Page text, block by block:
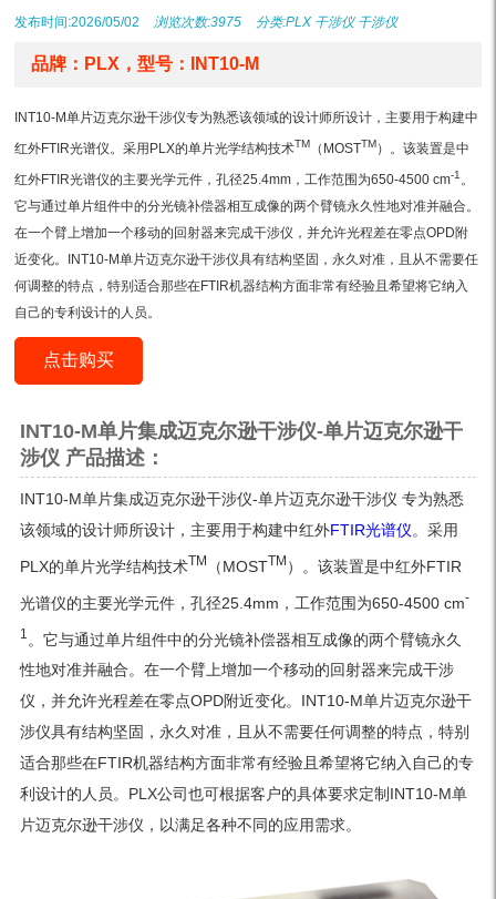
发布时间:2026/05/02 浏览次数:3975 分类:PLX 干涉仪 干涉仪
品牌：PLX，型号：INT10-M
INT10-M单片迈克尔逊干涉仪专为熟悉该领域的设计师所设计，主要用于构建中
红外FTIR光谱仪。采用PLX的单片光学结构技术TM （MOSTTM ）。该装置是中
红外FTIR光谱仪的主要光学元件，孔径25.4mm，工作范围为650-4500 cm-1。
它与通过单片组件中的分光镜补偿器相互成像的两个臂镜永久性地对准并融合。
在一个臂上增加一个移动的回射器来完成干涉仪，并允许光程差在零点OPD附
近变化。INT10-M单片迈克尔逊干涉仪具有结构坚固，永久对准，且从不需要任
何调整的特点，特别适合那些在FTIR机器结构方面非常有经验且希望将它纳入
自己的专利设计的人员。
点击购买
INT10-M单片集成迈克尔逊干涉仪-单片迈克尔逊干
涉仪 产品描述：
INT10-M单片集成迈克尔逊干涉仪-单片迈克尔逊干涉仪 专为熟悉
该领域的设计师所设计，主要用于构建中红外FTIR光谱仪。采用
PLX的单片光学结构技术TM （MOSTTM ）。该装置是中红外FTIR
光谱仪的主要光学元件，孔径25.4mm，工作范围为650-4500 cm-
1 。它与通过单片组件中的分光镜补偿器相互成像的两个臂镜永久
性地对准并融合。在一个臂上增加一个移动的回射器来完成干涉
仪，并允许光程差在零点OPD附近变化。INT10-M单片迈克尔逊干
涉仪具有结构坚固，永久对准，且从不需要任何调整的特点，特别
适合那些在FTIR机器结构方面非常有经验且希望将它纳入自己的专
利设计的人员。PLX公司也可根据客户的具体要求定制INT10-M单
片迈克尔逊干涉仪，以满足各种不同的应用需求。